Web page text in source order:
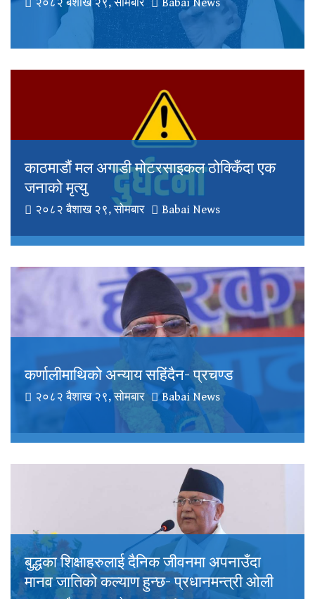
काठमाडौं मल अगाडी मोटरसाइकल ठोक्किँदा एक
जनाको मृत्यु
२०८२ बैशाख २९, सोमबार Babai News
कर्णालीमाथिको अन्याय सहिंदैन- प्रचण्ड
२०८२ बैशाख २९, सोमबार Babai News
बुद्धका शिक्षाहरुलाई दैनिक जीवनमा अपनाउँदा
मानव जातिको कल्याण हुन्छ- प्रधानमन्त्री ओली